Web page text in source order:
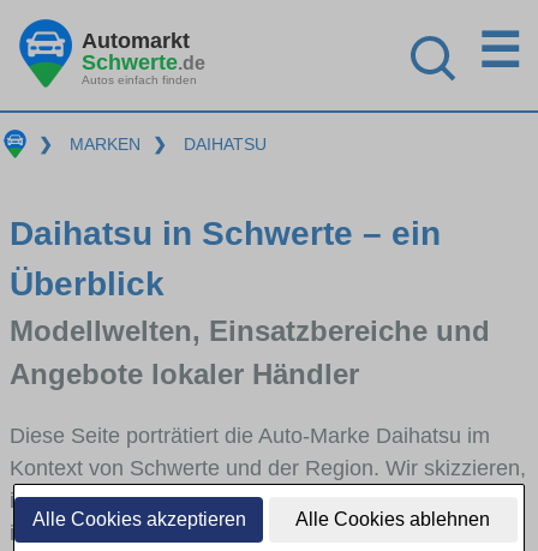
Alle Cookies akzeptieren Alle Cookies ablehnen
Automarkt
Schwerte.de
Autos einfach finden
☰
❯ MARKEN ❯ DAIHATSU
Daihatsu in Schwerte – ein
Überblick
Modellwelten, Einsatzbereiche und
Angebote lokaler Händler
Diese Seite porträtiert die Auto-Marke Daihatsu im
Kontext von Schwerte und der Region. Wir skizzieren,
in welchen Fahrzeugklassen Daihatsu stark vertreten
ist, welche Modellreihen häufig im Stadt- und